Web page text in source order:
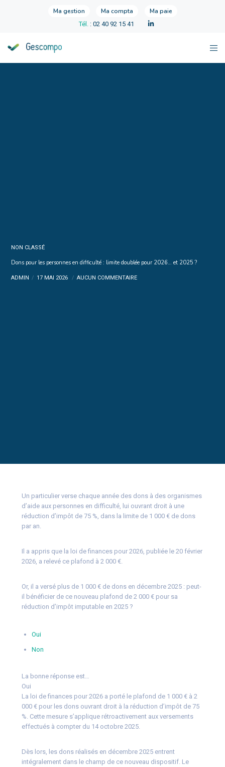
Ma gestion Ma compta Ma paie
Tél. : 02 40 92 15 41
NON CLASSÉ
Dons pour les personnes en difficulté : limite doublée pour 2026… et 2025 ?
ADMIN 17 MAI 2026 AUCUN COMMENTAIRE
Un particulier verse chaque année des dons à des organismes
d’aide aux personnes en difficulté, lui ouvrant droit à une
réduction d’impôt de 75 %, dans la limite de 1 000 € de dons
par an.
Il a appris que la loi de finances pour 2026, publiée le 20 février
2026, a relevé ce plafond à 2 000 €.
Or, il a versé plus de 1 000 € de dons en décembre 2025 : peut-
il bénéficier de ce nouveau plafond de 2 000 € pour sa
réduction d’impôt imputable en 2025 ?
Oui
Non
La bonne réponse est…
Oui
La loi de finances pour 2026 a porté le plafond de 1 000 € à 2
000 € pour les dons ouvrant droit à la réduction d’impôt de 75
%. Cette mesure s’applique rétroactivement aux versements
effectués à compter du 14 octobre 2025.
Dès lors, les dons réalisés en décembre 2025 entrent
intégralement dans le champ de ce nouveau dispositif. Le